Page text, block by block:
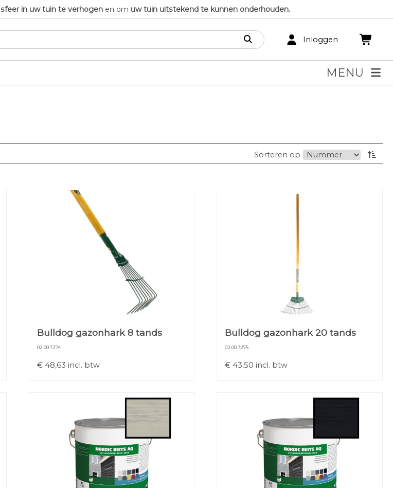
sfeer in uw tuin te verhogen en om uw tuin uitstekend te kunnen onderhouden.
Inloggen
MENU
Sorteren op
Bulldog gazonhark 8 tands
02.00.7274
€ 48,63 incl. btw
Bulldog gazonhark 20 tands
02.00.7275
€ 43,50 incl. btw